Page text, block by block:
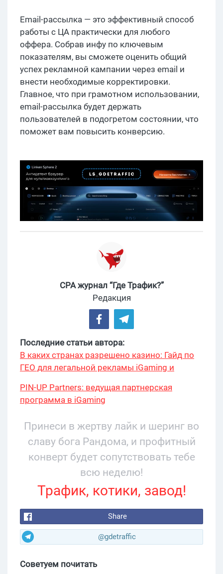
Email-рассылка — это эффективный способ
работы с ЦА практически для любого
оффера. Собрав инфу по ключевым
показателям, вы сможете оценить общий
успех рекламной кампании через email и
внести необходимые корректировки.
Главное, что при грамотном использовании,
email-рассылка будет держать
пользователей в подогретом состоянии, что
поможет вам повысить конверсию.
CPA журнал “Где Трафик?”
Редакция
Последние статьи автора:
В каких странах разрешено казино: Гайд по
ГЕО для легальной рекламы iGaming и
PIN-UP Partners: ведущая партнерская
программа в iGaming
Принеси в жертву лайк и шеринг во
славу бога Рандома, и профитный
конверт будет сопутствовать тебе
всю неделю!
Трафик, котики, завод!
Share
@gdetraffic
Советуем почитать